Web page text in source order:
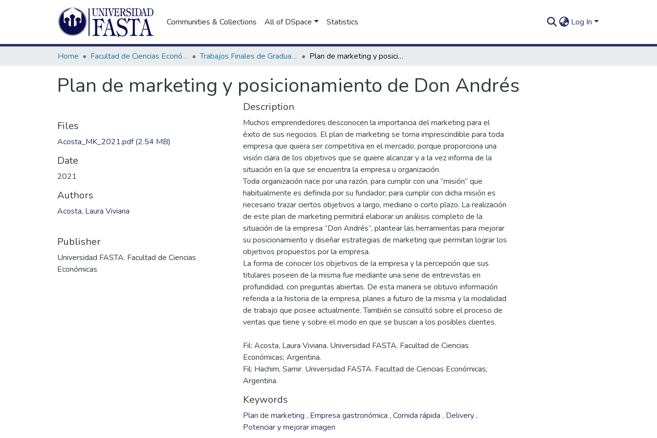
Communities & Collections All of DSpace Statistics Log In
Home Facultad de Ciencias Económicas Trabajos Finales de Graduación de Licenciatura en Marketing Plan de marketing y posicionamiento de Don Andrés
Plan de marketing y posicionamiento de Don Andrés
Files
Acosta_MK_2021.pdf(2.54 MB)
Date
2021
Authors
Acosta, Laura Viviana
Publisher
Universidad FASTA. Facultad de Ciencias
Económicas
Description
Muchos emprendedores desconocen la importancia del marketing para el
éxito de sus negocios. El plan de marketing se torna imprescindible para toda
empresa que quiera ser competitiva en el mercado, porque proporciona una
visión clara de los objetivos que se quiere alcanzar y a la vez informa de la
situación en la que se encuentra la empresa u organización.
Toda organización nace por una razón, para cumplir con una “misión” que
habitualmente es definida por su fundador; para cumplir con dicha misión es
necesario trazar ciertos objetivos a largo, mediano o corto plazo. La realización
de este plan de marketing permitirá elaborar un análisis completo de la
situación de la empresa “Don Andrés”, plantear las herramientas para mejorar
su posicionamiento y diseñar estrategias de marketing que permitan lograr los
objetivos propuestos por la empresa.
La forma de conocer los objetivos de la empresa y la percepción que sus
titulares poseen de la misma fue mediante una serie de entrevistas en
profundidad, con preguntas abiertas. De esta manera se obtuvo información
referida a la historia de la empresa, planes a futuro de la misma y la modalidad
de trabajo que posee actualmente. También se consultó sobre el proceso de
Fil: Acosta, Laura Viviana. Universidad FASTA. Facultad de Ciencias
Económicas; Argentina.
Fil: Hachim, Samir. Universidad FASTA. Facultad de Ciencias Económicas;
Argentina.
Keywords
Plan de marketing , Empresa gastronómica , Comida rápida , Delivery,
Potenciar y mejorar imagen